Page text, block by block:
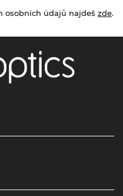
osobních údajů najdeš zde.